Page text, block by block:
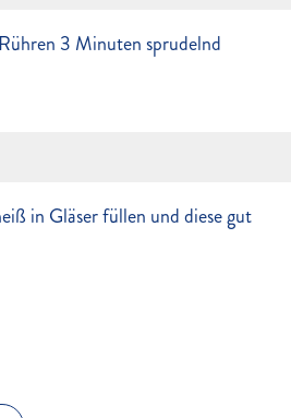
3 Minuten sprudelnd
in Gläser füllen und diese gut